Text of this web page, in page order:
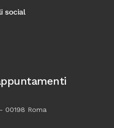
social
00198 Roma